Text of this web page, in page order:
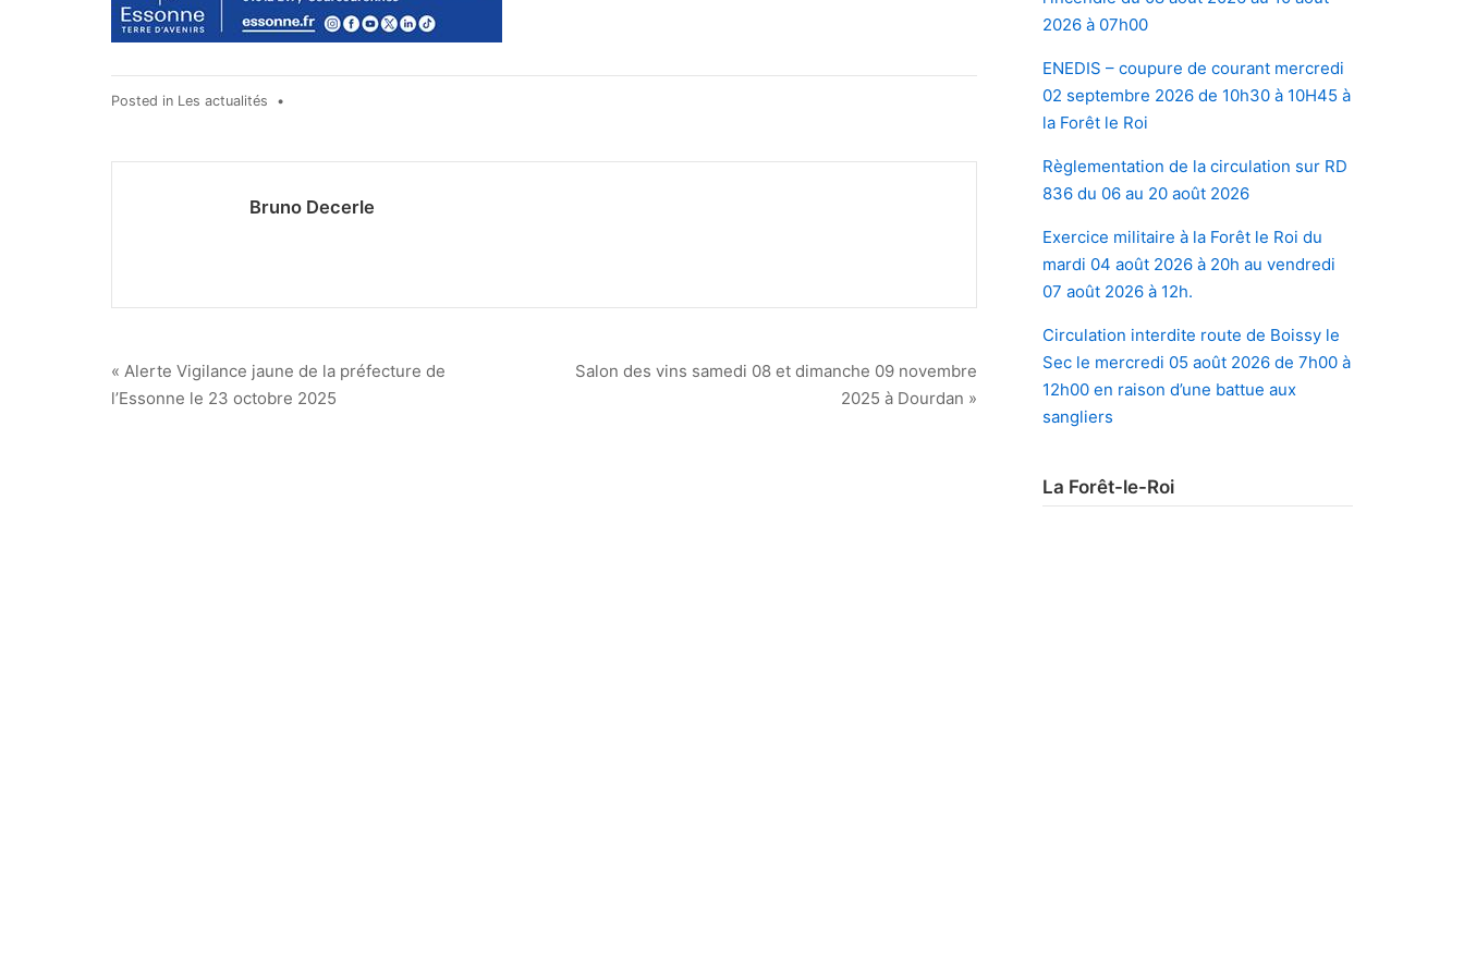
Posted in Les actualités •
Bruno Decerle
Navigation
de
Salon des vins samedi 08 et dimanche 09 novembre
2025 à Dourdan »
« Alerte Vigilance jaune de la préfecture de
l’Essonne le 23 octobre 2025
2026 à 07h00
ENEDIS – coupure de courant mercredi
02 septembre 2026 de 10h30 à 10H45 à
la Forêt le Roi
Règlementation de la circulation sur RD
836 du 06 au 20 août 2026
Exercice militaire à la Forêt le Roi du
mardi 04 août 2026 à 20h au vendredi
07 août 2026 à 12h.
Circulation interdite route de Boissy le
Sec le mercredi 05 août 2026 de 7h00 à
12h00 en raison d’une battue aux
sangliers
La Forêt-le-Roi